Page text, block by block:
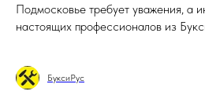
Подмосковье требует уважения, а
настоящих профессионалов из
БуксиРус